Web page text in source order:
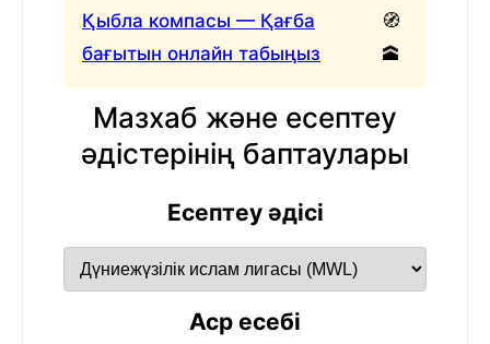
Қыбла компасы — Қағба
бағытын онлайн табыңыз
🧭
🕋
Мазхаб және есептеу
әдістерінің баптаулары
Есептеу әдісі
Аср есебі